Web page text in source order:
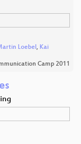
Loebel, Kai
Camp 2011